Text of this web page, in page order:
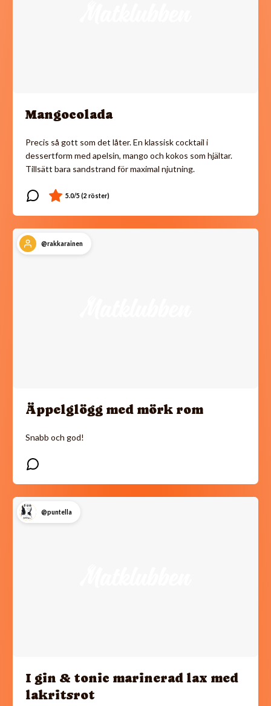
Mangocolada
Precis så gott som det låter. En klassisk cocktail i
dessertform med apelsin, mango och kokos som hjältar.
Tillsätt bara sandstrand för maximal njutning.
@rakkarainen
Äppelglögg med mörk rom
Snabb och god!
@puntella
I gin & tonic marinerad lax med
lakritsrot